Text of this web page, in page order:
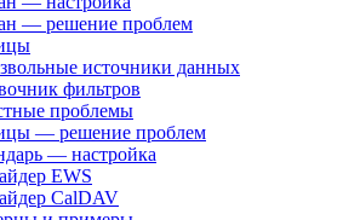
— решение проблем
источники данных
фильтров
проблемы
— решение проблем
— настройка
EWS
CalDAV